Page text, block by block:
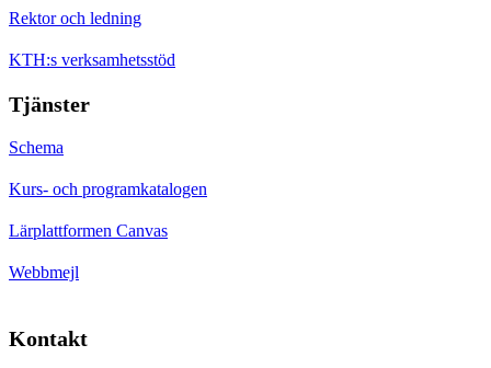
Rektor och ledning
KTH:s verksamhetsstöd
Tjänster
Schema
Kurs- och programkatalogen
Lärplattformen Canvas
Webbmejl
Kontakt